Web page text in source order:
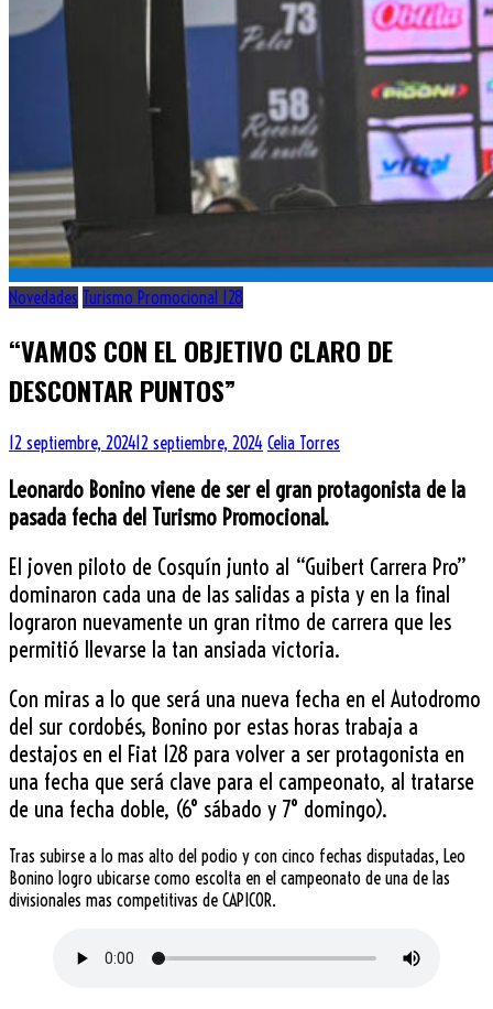
Novedades Turismo Promocional 128
“VAMOS CON EL OBJETIVO CLARO DE
DESCONTAR PUNTOS”
12 septiembre, 202412 septiembre, 2024 Celia Torres
Leonardo Bonino viene de ser el gran protagonista de la
pasada fecha del Turismo Promocional.
El joven piloto de Cosquín junto al “Guibert Carrera Pro”
dominaron cada una de las salidas a pista y en la final
lograron nuevamente un gran ritmo de carrera que les
permitió llevarse la tan ansiada victoria.
Con miras a lo que será una nueva fecha en el Autodromo
del sur cordobés, Bonino por estas horas trabaja a
destajos en el Fiat 128 para volver a ser protagonista en
una fecha que será clave para el campeonato, al tratarse
de una fecha doble, (6° sábado y 7° domingo).
Tras subirse a lo mas alto del podio y con cinco fechas disputadas, Leo
Bonino logro ubicarse como escolta en el campeonato de una de las
divisionales mas competitivas de CAPICOR.